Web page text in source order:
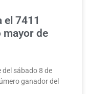
el 7411
mayor de
del sábado 8 de
ganador del